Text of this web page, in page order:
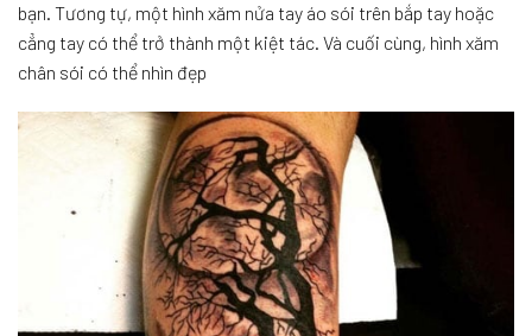
bạn. Tương tự, một hình xăm nửa tay áo sói trên bắp tay hoặc
cẳng tay có thể trở thành một kiệt tác. Và cuối cùng, hình xăm
chân sói có thể nhìn đẹp